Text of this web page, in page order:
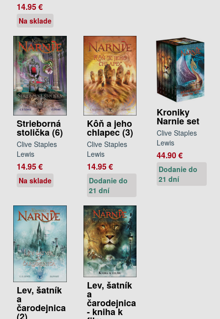
14.95 €
Na sklade
Strieborná
stolička (6)
Clive Staples
Lewis
14.95 €
Na sklade
Kôň a jeho
chlapec (3)
Clive Staples
Lewis
14.95 €
Dodanie do
21 dní
Kroniky
Narnie set
Clive Staples
Lewis
44.90 €
Dodanie do
21 dní
Lev, šatník
a
čarodejnica
(2)
Lev, šatník
a
čarodejnica
- kniha k